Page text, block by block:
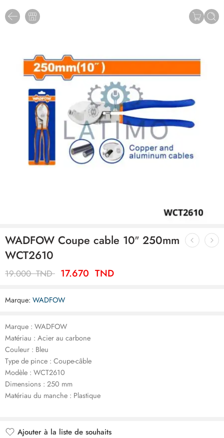
WADFOW Coupe cable 10″ 250mm
WCT2610
19.000TND 17.670 TND
Marque: WADFOW
Marque : WADFOW
Matériau : Acier au carbone
Couleur : Bleu
Type de pince : Coupe-câble
Modèle : WCT2610
Dimensions : 250 mm
Matériau du manche : Plastique
Ajouter à la liste de souhaits